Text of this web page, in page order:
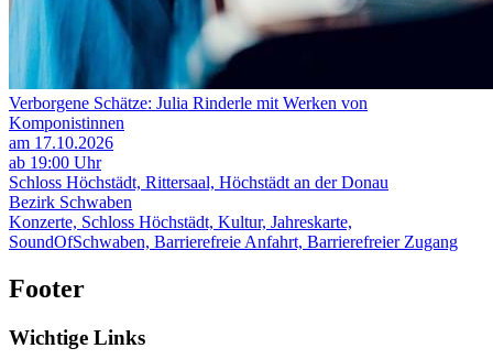
Verborgene Schätze: Julia Rinderle mit Werken von
Komponistinnen
am 17.10.2026
ab 19:00 Uhr
Schloss Höchstädt, Rittersaal, Höchstädt an der Donau
Bezirk Schwaben
Konzerte, Schloss Höchstädt, Kultur, Jahreskarte,
SoundOfSchwaben, Barrierefreie Anfahrt, Barrierefreier Zugang
Footer
Wichtige Links